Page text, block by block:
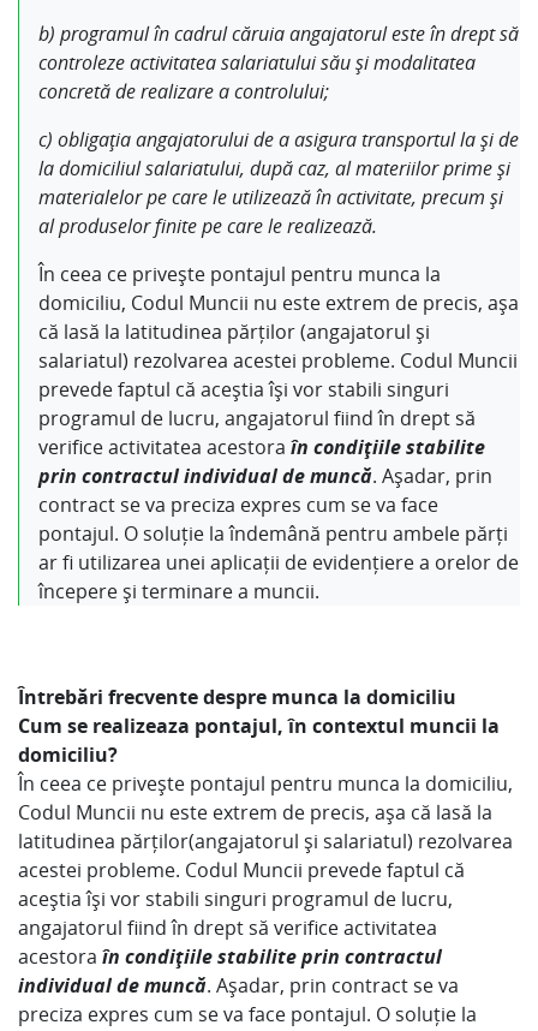
b) programul în cadrul căruia angajatorul este în drept să
controleze activitatea salariatului său şi modalitatea
concretă de realizare a controlului;
c) obligaţia angajatorului de a asigura transportul la şi de
la domiciliul salariatului, după caz, al materiilor prime şi
materialelor pe care le utilizează în activitate, precum şi
al produselor finite pe care le realizează.
În ceea ce privește pontajul pentru munca la
domiciliu, Codul Muncii nu este extrem de precis, așa
că lasă la latitudinea părților (angajatorul și
salariatul) rezolvarea acestei probleme. Codul Muncii
prevede faptul că aceștia îşi vor stabili singuri
programul de lucru, angajatorul fiind în drept să
verifice activitatea acestora în condiţiile stabilite
prin contractul individual de muncă. Așadar, prin
contract se va preciza expres cum se va face
pontajul. O soluție la îndemână pentru ambele părți
ar fi utilizarea unei aplicații de evidențiere a orelor de
începere și terminare a muncii.
Întrebări frecvente despre munca la domiciliu
Cum se realizeaza pontajul, în contextul muncii la
domiciliu?
În ceea ce privește pontajul pentru munca la domiciliu,
Codul Muncii nu este extrem de precis, așa că lasă la
latitudinea părților(angajatorul și salariatul) rezolvarea
acestei probleme. Codul Muncii prevede faptul că
aceștia îşi vor stabili singuri programul de lucru,
angajatorul fiind în drept să verifice activitatea
acestora în condiţiile stabilite prin contractul
individual de muncă. Așadar, prin contract se va
preciza expres cum se va face pontajul. O soluție la